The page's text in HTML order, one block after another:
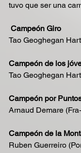
tuvo que ser una
Campeón Giro
Tao Geoghegan
Campeón de los
Tao Geoghegan
Campeón por
Arnaud Demare
Campeón de la
Ruben Guerreiro